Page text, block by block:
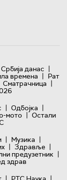
Србија данас |
времена | Рат
Сматрачница |
| Одбојка |
мото | Остали
| Музика |
| Здравље |
предузетник |
здрав